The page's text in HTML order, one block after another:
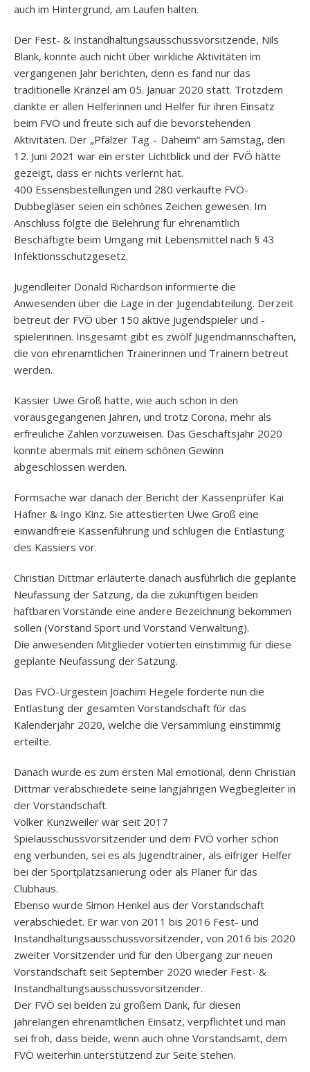
auch im Hintergrund, am Laufen halten.
Der Fest- & Instandhaltungsausschussvorsitzende, Nils
Blank, konnte auch nicht über wirkliche Aktivitäten im
vergangenen Jahr berichten, denn es fand nur das
traditionelle Kränzel am 05. Januar 2020 statt. Trotzdem
dankte er allen Helferinnen und Helfer für ihren Einsatz
beim FVÖ und freute sich auf die bevorstehenden
Aktivitäten. Der „Pfälzer Tag – Daheim“ am Samstag, den
12. Juni 2021 war ein erster Lichtblick und der FVÖ hätte
gezeigt, dass er nichts verlernt hat.
400 Essensbestellungen und 280 verkaufte FVÖ-
Dubbegläser seien ein schönes Zeichen gewesen. Im
Anschluss folgte die Belehrung für ehrenamtlich
Beschäftigte beim Umgang mit Lebensmittel nach § 43
Infektionsschutzgesetz.
Jugendleiter Donald Richardson informierte die
Anwesenden über die Lage in der Jugendabteilung. Derzeit
betreut der FVÖ über 150 aktive Jugendspieler und -
spielerinnen. Insgesamt gibt es zwölf Jugendmannschaften,
die von ehrenamtlichen Trainerinnen und Trainern betreut
werden.
Kassier Uwe Groß hatte, wie auch schon in den
vorausgegangenen Jahren, und trotz Corona, mehr als
erfreuliche Zahlen vorzuweisen. Das Geschäftsjahr 2020
konnte abermals mit einem schönen Gewinn
abgeschlossen werden.
Formsache war danach der Bericht der Kassenprüfer Kai
Hafner & Ingo Kinz. Sie attestierten Uwe Groß eine
einwandfreie Kassenführung und schlugen die Entlastung
des Kassiers vor.
Christian Dittmar erläuterte danach ausführlich die geplante
Neufassung der Satzung, da die zukünftigen beiden
haftbaren Vorstände eine andere Bezeichnung bekommen
sollen (Vorstand Sport und Vorstand Verwaltung).
Die anwesenden Mitglieder votierten einstimmig für diese
geplante Neufassung der Satzung.
Das FVÖ-Urgestein Joachim Hegele forderte nun die
Entlastung der gesamten Vorstandschaft für das
Kalenderjahr 2020, welche die Versammlung einstimmig
erteilte.
Danach wurde es zum ersten Mal emotional, denn Christian
Dittmar verabschiedete seine langjährigen Wegbegleiter in
der Vorstandschaft.
Volker Kunzweiler war seit 2017
Spielausschussvorsitzender und dem FVÖ vorher schon
eng verbunden, sei es als Jugendtrainer, als eifriger Helfer
bei der Sportplatzsanierung oder als Planer für das
Clubhaus.
Ebenso wurde Simon Henkel aus der Vorstandschaft
verabschiedet. Er war von 2011 bis 2016 Fest- und
Instandhaltungsausschussvorsitzender, von 2016 bis 2020
zweiter Vorsitzender und für den Übergang zur neuen
Vorstandschaft seit September 2020 wieder Fest- &
Instandhaltungsausschussvorsitzender.
Der FVÖ sei beiden zu großem Dank, für diesen
jahrelangen ehrenamtlichen Einsatz, verpflichtet und man
sei froh, dass beide, wenn auch ohne Vorstandsamt, dem
FVÖ weiterhin unterstützend zur Seite stehen.